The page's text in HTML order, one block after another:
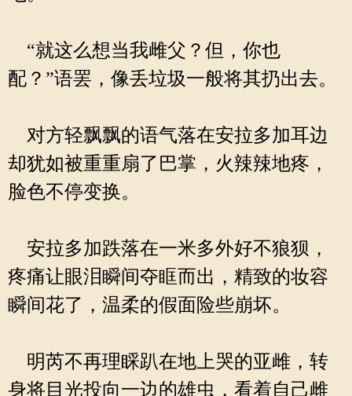
“就这么想当我雌父？但，你也
配？”语罢，像丢垃圾一般将其扔出去。
对方轻飘飘的语气落在安拉多加耳边
却犹如被重重扇了巴掌，火辣辣地疼，
脸色不停变换。
安拉多加跌落在一米多外好不狼狈，
疼痛让眼泪瞬间夺眶而出，精致的妆容
瞬间花了，温柔的假面险些崩坏。
明芮不再理睬趴在地上哭的亚雌，转
身将目光投向一边的雄虫，看着自己雌